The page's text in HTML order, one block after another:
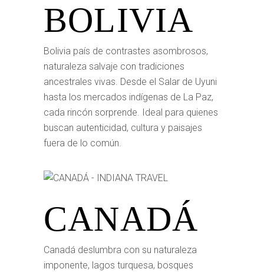
BOLIVIA
Bolivia país de contrastes asombrosos,
naturaleza salvaje con tradiciones
ancestrales vivas. Desde el Salar de Uyuni
hasta los mercados indígenas de La Paz,
cada rincón sorprende. Ideal para quienes
buscan autenticidad, cultura y paisajes
fuera de lo común.
CANADÁ
Canadá deslumbra con su naturaleza
imponente, lagos turquesa, bosques